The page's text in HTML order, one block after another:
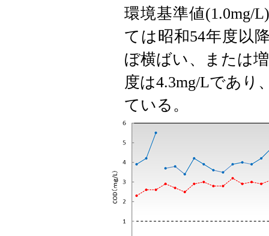
環境基準値(1.0mg/
ては昭和54年度以
ぼ横ばい、または
度は4.3mg/Lであり
ている。